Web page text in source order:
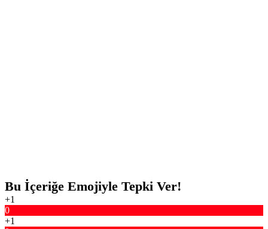
Bu İçeriğe Emojiyle Tepki Ver!
+1
0
+1